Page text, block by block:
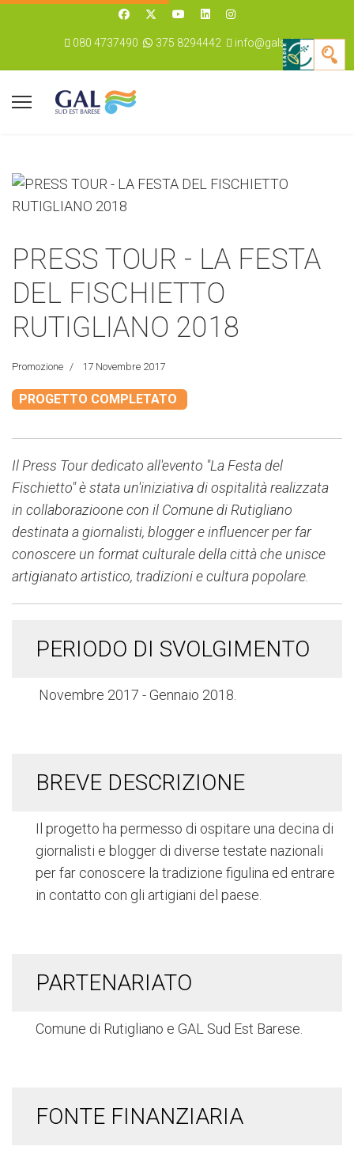
080 4737490 375 8294442 info@galseb.it
PRESS TOUR - LA FESTA
DEL FISCHIETTO
RUTIGLIANO 2018
Promozione 17 Novembre 2017
PROGETTO COMPLETATO
Il Press Tour dedicato all'evento "La Festa del
Fischietto" è stata un'iniziativa di ospitalità realizzata
in collaborazioone con il Comune di Rutigliano
destinata a giornalisti, blogger e influencer per far
conoscere un format culturale della città che unisce
artigianato artistico, tradizioni e cultura popolare.
PERIODO DI SVOLGIMENTO
Novembre 2017 - Gennaio 2018.
BREVE DESCRIZIONE
Il progetto ha permesso di ospitare una decina di
giornalisti e blogger di diverse testate nazionali
per far conoscere la tradizione figulina ed entrare
in contatto con gli artigiani del paese.
PARTENARIATO
Comune di Rutigliano e GAL Sud Est Barese.
FONTE FINANZIARIA